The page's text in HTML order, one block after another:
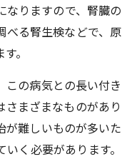
なりますので、腎臓の
べる腎生検などで、原
。
この病気との長い付き
まざまなものがあり
が難しいものが多いた
く必要があります。